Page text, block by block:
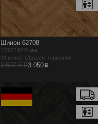
Шинон 62708
1285*192*8 мм
33 класс, Classen Германия
3 507.5 Р3 050p